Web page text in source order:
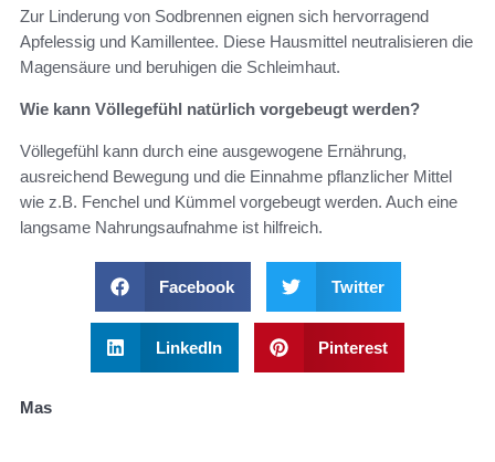
Zur Linderung von Sodbrennen eignen sich hervorragend
Apfelessig und Kamillentee. Diese Hausmittel neutralisieren die
Magensäure und beruhigen die Schleimhaut.
Wie kann Völlegefühl natürlich vorgebeugt werden?
Völlegefühl kann durch eine ausgewogene Ernährung,
ausreichend Bewegung und die Einnahme pflanzlicher Mittel
wie z.B. Fenchel und Kümmel vorgebeugt werden. Auch eine
langsame Nahrungsaufnahme ist hilfreich.
Facebook Twitter
LinkedIn Pinterest
Mas